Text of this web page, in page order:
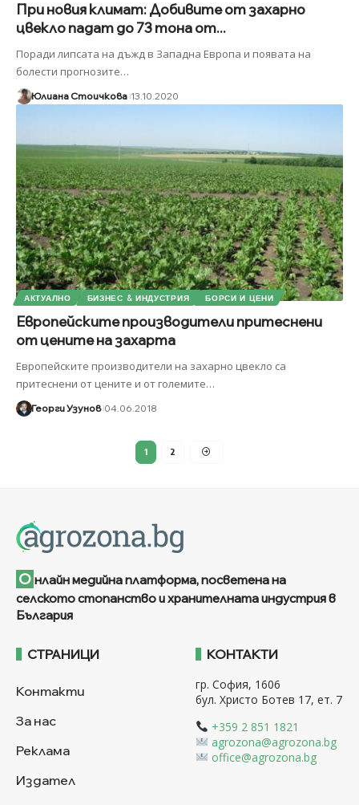
При новия климат: Добивите от захарно
цвекло падат до 73 тона от...
Поради липсата на дъжд в Западна Европа и появата на
болести прогнозите…
Юлиана Стоичкова 13.10.2020
АКТУАЛНО БИЗНЕС & ИНДУСТРИЯ БОРСИ И ЦЕНИ
Европейските производители притеснени
от цените на захарта
Европейските производители на захарно цвекло са
притеснени от цените и от големите…
Георги Узунов 04.06.2018
1 2
О нлайн медийна платформа, посветена на
селското стопанство и хранителната индустрия в
България
СТРАНИЦИ
Контакти
За нас
Реклама
Издател
КОНТАКТИ
гр. София, 1606
бул. Христо Ботев 17, ет. 7
+359 2 851 1821
agrozona@agrozona.bg
office@agrozona.bg